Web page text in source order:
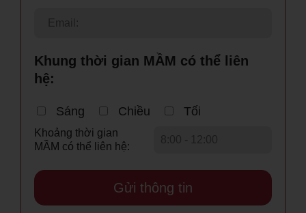
Khung thời gian MẦM có thể liên
hệ:
Sáng Chiều Tối
Khoảng thời gian
MẦM có thể liên hệ: